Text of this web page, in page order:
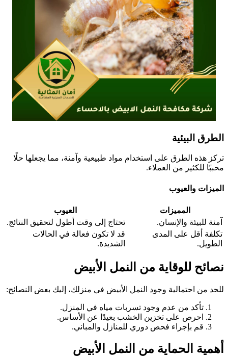
الطرق البيئية
تركز هذه الطرق على استخدام مواد طبيعية وآمنة، مما يجعلها حلًا
محببًا للكثير من العملاء.
الميزات والعيوب
المميزات
العيوب
آمنة للبيئة والإنسان.
تحتاج إلى وقت أطول لتحقيق النتائج.
تكلفة أقل على المدى
الطويل.
قد لا تكون فعالة في الحالات
الشديدة.
نصائح للوقاية من النمل الأبيض
للحد من احتمالية وجود النمل الأبيض في منزلك، إليك بعض النصائح:
تأكد من عدم وجود تسربات مياه في المنزل.
احرص على تخزين الخشب بعيدًا عن الأساس.
قم بإجراء فحص دوري للمنازل والمباني.
أهمية الحماية من النمل الأبيض